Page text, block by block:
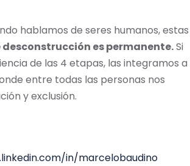
hablamos de seres humanos, estas
desconstrucción es permanente.Si
de las 4 etapas, las integramos a
entre todas las personas nos
y exclusión.
in/marcelobaudino